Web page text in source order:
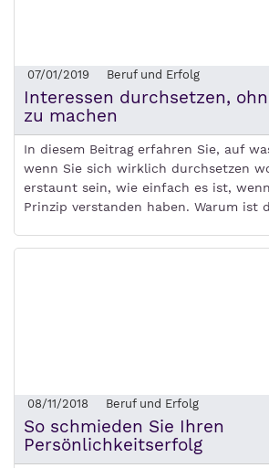
07/01/2019 Beruf und Erfolg
Interessen durchsetzen,
zu machen
In diesem Beitrag erfahren Sie, auf
wenn Sie sich wirklich durchsetzen
erstaunt sein, wie einfach es ist,
Prinzip verstanden haben. Warum ist
08/11/2018 Beruf und Erfolg
So schmieden Sie Ihren
Persönlichkeitserfolg